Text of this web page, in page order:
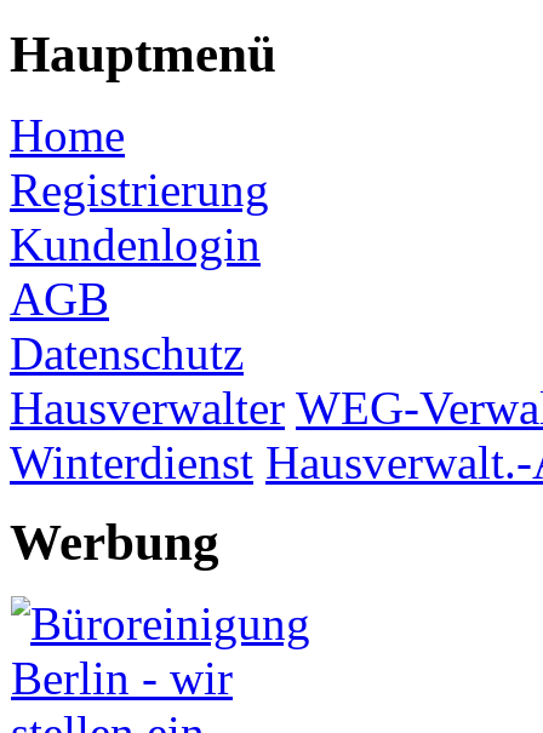
Hauptmenü
Home
Registrierung
Kundenlogin
AGB
Datenschutz
Hausverwalter WEG-
Winterdienst
Werbung